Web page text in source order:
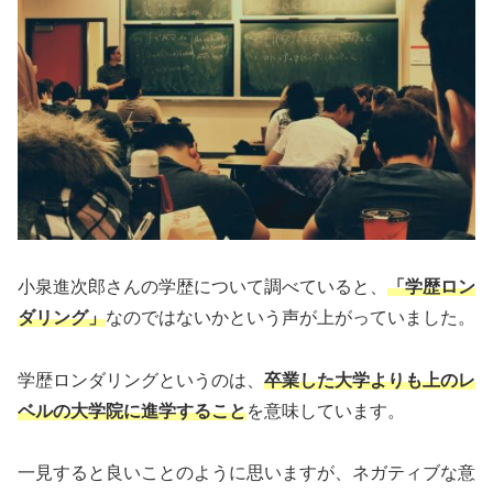
小泉進次郎さんの学歴について調べていると、 「学歴ロン
ダリング」なのではないかという声が上がっていました。
学歴ロンダリングというのは、 卒業した大学よりも上のレ
ベルの大学院に進学することを意味しています。
一見すると良いことのように思いますが、ネガティブな意